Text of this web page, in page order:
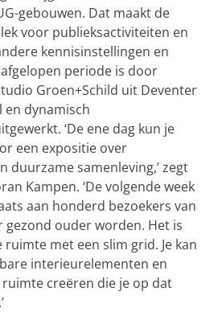
gebouwen. Dat maakt de
voor publieksactiviteiten en
kennisinstellingen en
periode is door
Groen+Schild uit Deventer
dynamisch
‘De ene dag kun je
een expositie over
duurzame samenleving,’ zegt
Kampen. ‘De volgende week
aan honderd bezoekers van
gezond ouder worden. Het is
met een slim grid. Je kan
interieurelementen en
creëren die je op dat